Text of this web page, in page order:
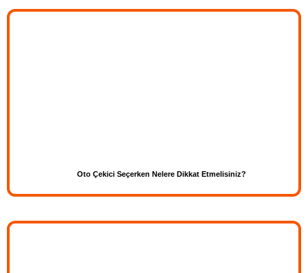
Oto Çekici Seçerken Nelere Dikkat Etmelisiniz?